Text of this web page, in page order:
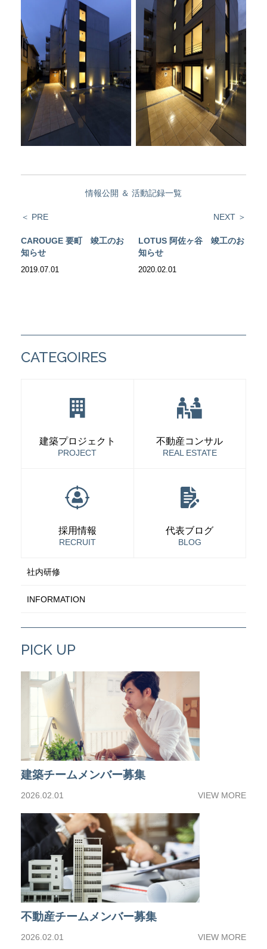
＜ PRE
CAROUGE 要町 竣工のお
知らせ
2019.07.01
情報公開 ＆ 活動記録一覧
NEXT ＞
LOTUS 阿佐ヶ谷 竣工のお
知らせ
2020.02.01
CATEGOIRES
建築プロジェクト
PROJECT
不動産コンサル
REAL ESTATE
採用情報
RECRUIT
代表ブログ
BLOG
社内研修
INFORMATION
PICK UP
建築チームメンバー募集
2026.02.01 VIEW MORE
不動産チームメンバー募集
2026.02.01 VIEW MORE